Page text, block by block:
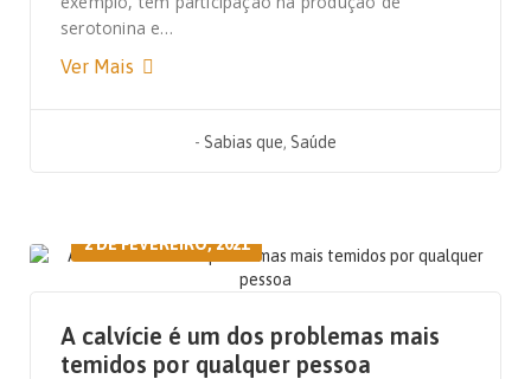
serotonina e…
Ver Mais
- Sabias que, Saúde
2 DE FEVEREIRO, 2021
A calvície é um dos problemas mais
temidos por qualquer pessoa